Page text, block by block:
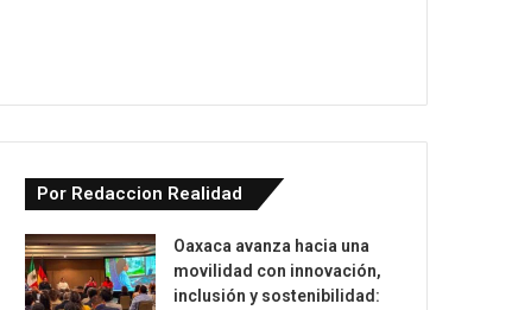
Por Redaccion Realidad
Oaxaca avanza hacia una
movilidad con innovación,
inclusión y sostenibilidad: